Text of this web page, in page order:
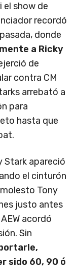
el show de
recordó
donde
a Ricky
de
contra CM
arrebató a
para
hasta que
Stark apareció
el cinturón
Tony
justo antes
acordó
Sin
sido 60, 90 ó